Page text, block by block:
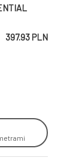
397.93 PLN
2026